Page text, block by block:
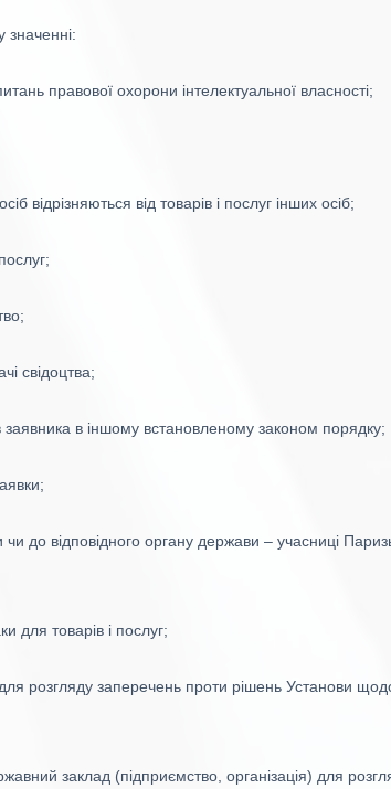
значенні:
правової охорони інтелектуальної власності;
відрізняються від товарів і послуг інших осіб;
свідоцтва;
в іншому встановленому законом порядку;
до відповідного органу держави – учасниці
для товарів і послуг;
розгляду заперечень проти рішень Установи
заклад (підприємство, організація) для